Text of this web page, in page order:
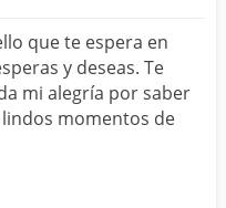
HIJA
HIJO
que te espera en
y deseas. Te
mi alegría por saber
momentos de